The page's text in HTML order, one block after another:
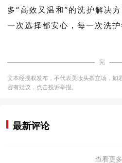
多“高效又温和”的洗护解决
一次选择都安心，每一次洗护
完
文本经授权发布，不代表美妆头条立场，如
容有疑议，点击投诉举报。
最新评论
查看更多